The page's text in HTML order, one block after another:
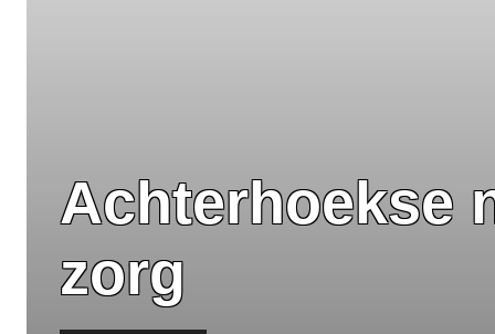
Achterhoekse
zorg